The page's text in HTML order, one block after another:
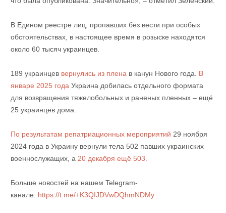
В Едином реестре лиц, пропавших без вести при особых
обстоятельствах, в настоящее время в розыске находятся
около 60 тысяч украинцев.
189 украинцев вернулись из плена в канун Нового года. В
январе 2025 года Украина добилась отдельного формата
для возвращения тяжелобольных и раненых пленных – ещё
25 украинцев дома.
По результатам репатриационных мероприятий 29 ноября
2024 года в Украину вернули тела 502 павших украинских
военнослужащих, а 20 декабря ещё 503.
Больше новостей на нашем Telegram-
канале: https://t.me/+K3QIJDVwDQhmNDMy